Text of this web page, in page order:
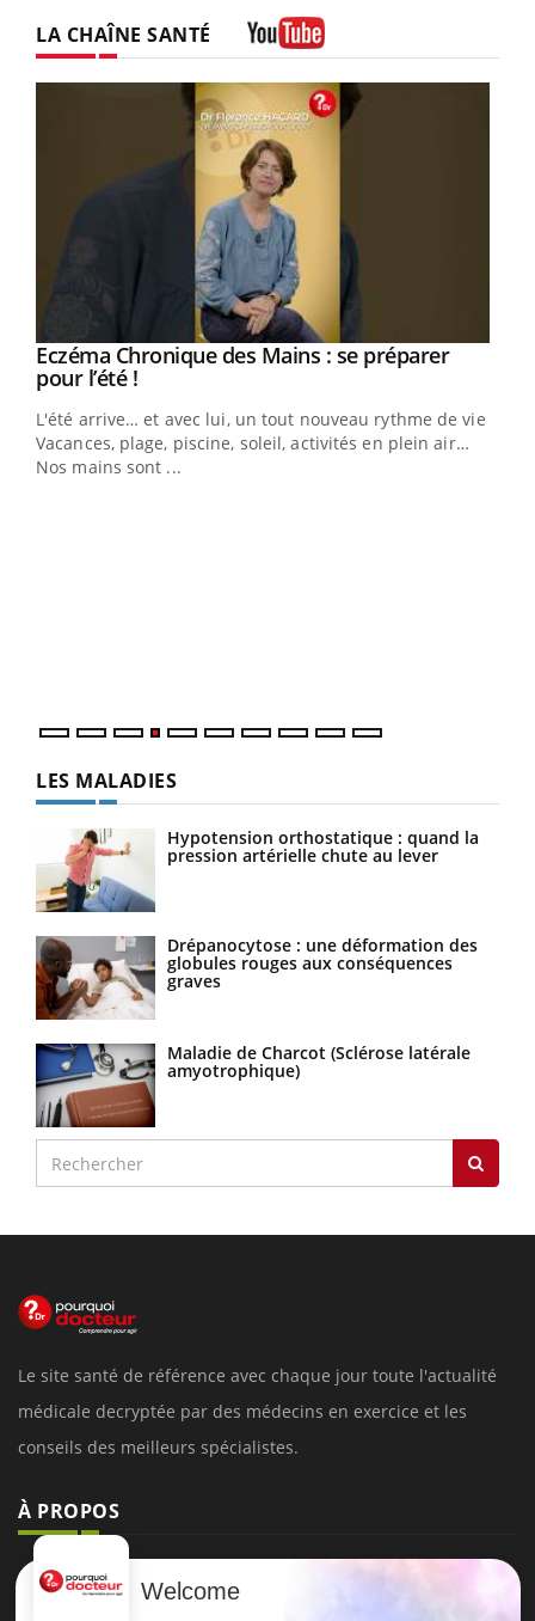
LA CHAÎNE SANTÉ
Youtube
Eczéma Chronique des Mains : se préparer
pour l’été !Youtube
L'été arrive… et avec lui, un tout nouveau rythme de vie !
Vacances, plage, piscine, soleil, activités en plein air…
Nos mains sont ...
LES MALADIES
Hypotension orthostatique : quand la
pression artérielle chute au lever
Drépanocytose : une déformation des
globules rouges aux conséquences
graves
Maladie de Charcot (Sclérose latérale
amyotrophique)
Le site santé de référence avec chaque jour toute l'actualité
médicale decryptée par des médecins en exercice et les
conseils des meilleurs spécialistes.
À PROPOS
Données personnelles et cookies
Welcome